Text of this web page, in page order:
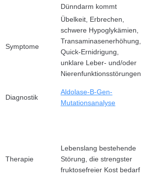
Dünndarm kommt
Symptome
Übelkeit, Erbrechen,
schwere Hypoglykämien,
Transaminasenerhöhung,
Quick-Ernidrigung,
unklare Leber- und/oder
Nierenfunktionsstörungen
Diagnostik
Aldolase-B-Gen-
Mutationsanalyse
Therapie
Lebenslang bestehende
Störung, die strengster
fruktosefreier Kost bedarf